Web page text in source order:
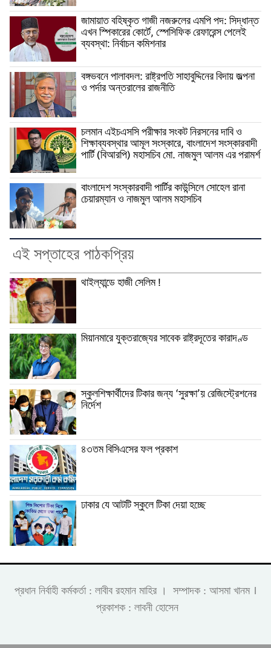
জামায়াত বহিষ্কৃত গাজী নজরুলের এমপি পদ: সিদ্ধান্ত
এখন স্পিকারের কোর্টে, স্পেসিফিক রেফারেন্স পেলেই
ব্যবস্থা: নির্বাচন কমিশনার
বঙ্গভবনে পালাবদল: রাষ্ট্রপতি সাহাবুদ্দিনের বিদায় জল্পনা
ও পর্দার অন্তরালের রাজনীতি
চলমান এইচএসসি পরীক্ষার সংকট নিরসনের দাবি ও
শিক্ষাব্যবস্থার আমূল সংস্কারে, বাংলাদেশ সংস্কারবাদী
পার্টি (বিআরপি) মহাসচিব মো. নাজমুল আলম এর পরামর্শ
বাংলাদেশ সংস্কারবাদী পার্টির কাউন্সিলে সোহেল রানা
চেয়ারম্যান ও নাজমুল আলম মহাসচিব
এই সপ্তাহের পাঠকপ্রিয়
থাইল্যান্ডে হাজী সেলিম !
মিয়ানমারে যুক্তরাজ্যের সাবেক রাষ্ট্রদূতের কারাদণ্ড
স্কুলশিক্ষার্থীদের টিকার জন্য ‘সুরক্ষা’য় রেজিস্ট্রেশনের
নির্দেশ
৪৩তম বিসিএসের ফল প্রকাশ
ঢাকার যে আটটি স্কুলে টিকা দেয়া হচ্ছে
প্রধান নির্বাহী কর্মকর্তা : লাবীব রহমান মাহির । সম্পাদক : আসমা খানম ।
প্রকাশক : লাবনী হোসেন